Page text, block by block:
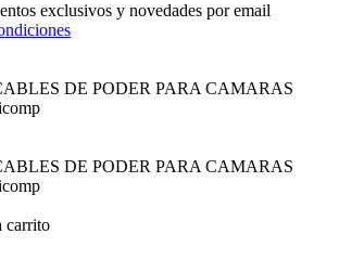
exclusivos y novedades por email
carrito